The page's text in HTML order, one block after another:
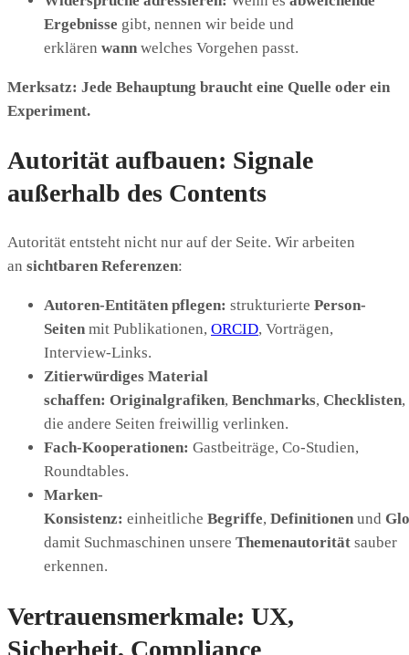
Ergebnisse gibt, nennen wir beide und
erklären wann welches Vorgehen passt.
Merksatz: Jede Behauptung braucht eine Quelle oder ein
Experiment.
Autorität aufbauen: Signale
außerhalb des Contents
Autorität entsteht nicht nur auf der Seite. Wir arbeiten
an sichtbaren Referenzen:
Autoren-Entitäten pflegen: strukturierte Person-
Seiten mit Publikationen, ORCID, Vorträgen,
Interview-Links.
Zitierwürdiges Material
schaffen: Originalgrafiken, Benchmarks, Checklisten,
die andere Seiten freiwillig verlinken.
Fach-Kooperationen: Gastbeiträge, Co-Studien,
Roundtables.
Marken-
Konsistenz: einheitliche Begriffe, Definitionen und
damit Suchmaschinen unsere Themenautorität sauber
erkennen.
Vertrauensmerkmale: UX,
Sicherheit, Compliance